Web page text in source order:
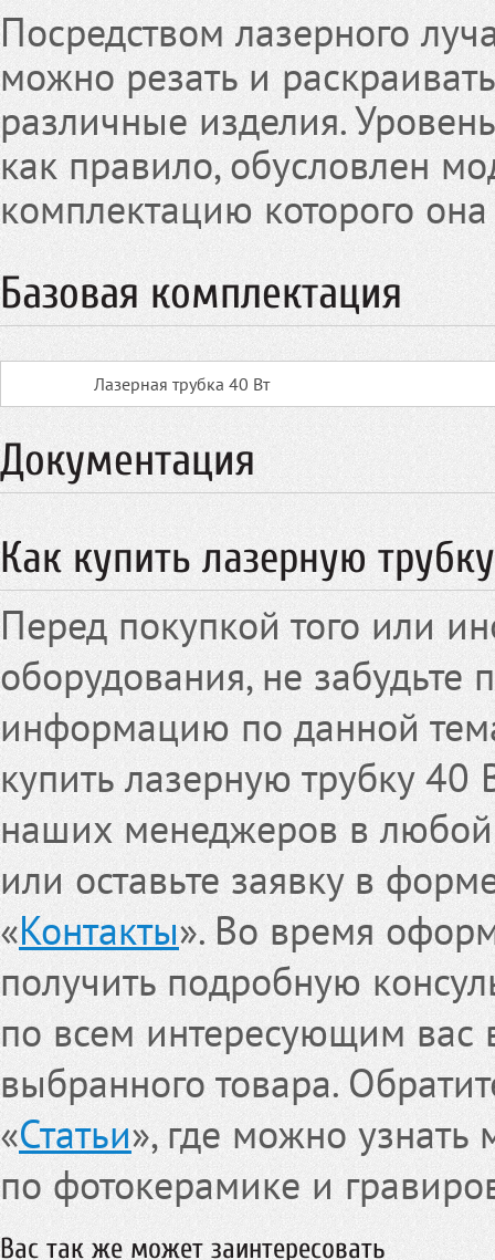
Посредством лазерного
можно резать и
различные изделия.
как правило, обусловлен
комплектацию которого
Базовая комплектация
Лазерная трубка 40 Вт
Документация
Как купить лазерную
Перед покупкой того или
оборудования, не забудьте
информацию по данной
купить лазерную трубку
наших менеджеров в
или оставьте заявку в
«Контакты». Во время
получить подробную
по всем интересующим вас
выбранного товара.
«Статьи», где можно
по фотокерамике и
Вас так же может заинтересовать